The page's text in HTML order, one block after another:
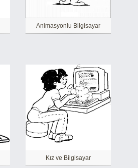
Animasyonlu Bilgisayar
Kız ve Bilgisayar